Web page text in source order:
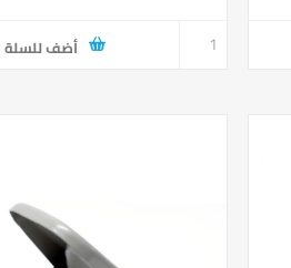
أضف للسلة